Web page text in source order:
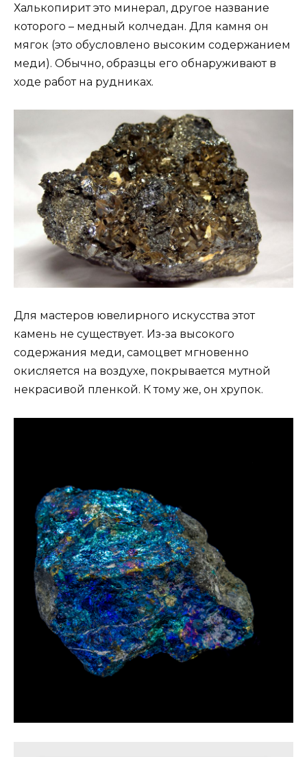
Халькопирит это минерал, другое название
которого – медный колчедан. Для камня он
мягок (это обусловлено высоким содержанием
меди). Обычно, образцы его обнаруживают в
ходе работ на рудниках.
Для мастеров ювелирного искусства этот
камень не существует. Из-за высокого
содержания меди, самоцвет мгновенно
окисляется на воздухе, покрывается мутной
некрасивой пленкой. К тому же, он хрупок.